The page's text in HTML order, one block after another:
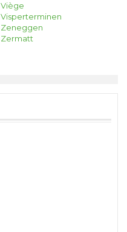
Viège
Visperterminen
Zeneggen
Zermatt